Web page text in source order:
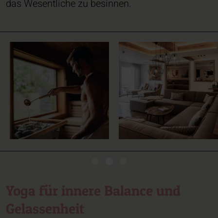
das Wesentliche zu besinnen.